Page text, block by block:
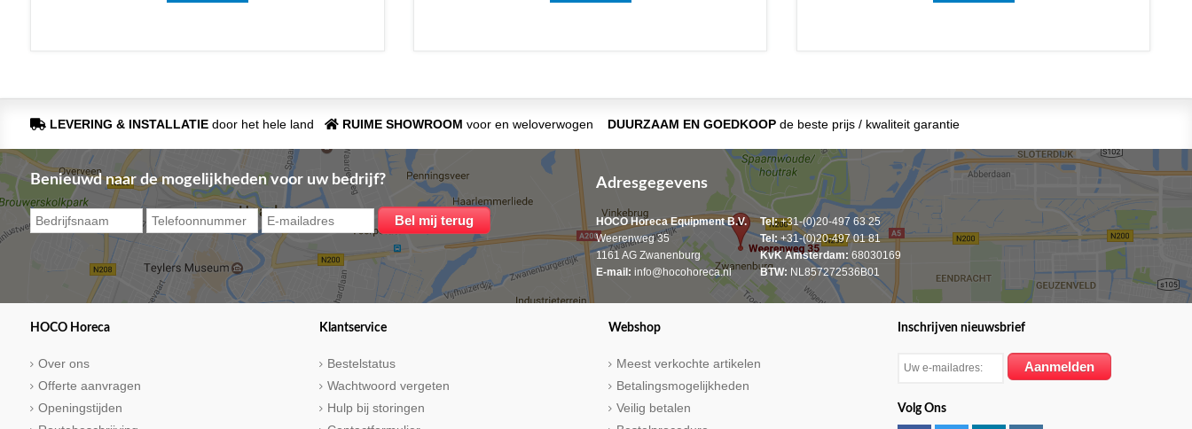
LEVERING & INSTALLATIEdoor het hele land RUIME SHOWROOM voor en weloverwogen DUURZAAM EN GOEDKOOPde beste prijs / kwaliteit garantie
Benieuwd naar de mogelijkheden voor uw bedrijf? Adresgegevens
HOCO Horeca Equipment B.V.
Weerenweg 35
1161 AG Zwanenburg
E-mail: info@hocohoreca.nl
Tel:+31-(0)20-497 63 25
Tel:+31-(0)20-497 01 81
KvK Amsterdam: 68030169
BTW: NL857272536B01
HOCO Horeca
Over ons
Offerte aanvragen
Openingstijden
Klantservice
Bestelstatus
Wachtwoord vergeten
Hulp bij storingen
Webshop
Meest verkochte artikelen
Betalingsmogelijkheden
Veilig betalen
Inschrijven nieuwsbrief
Volg Ons